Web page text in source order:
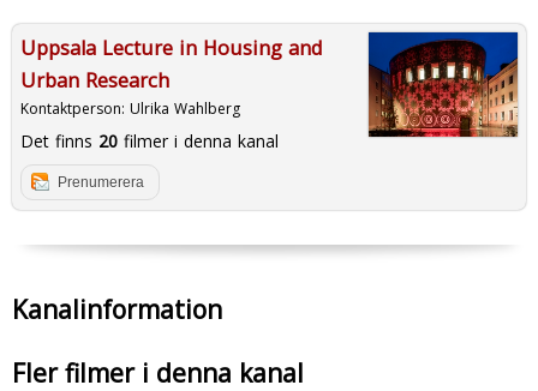
Uppsala Lecture in Housing and
Urban Research
Kontaktperson: Ulrika Wahlberg
Det finns 20filmer i denna kanal
Prenumerera
Kanalinformation
Fler filmer i denna kanal